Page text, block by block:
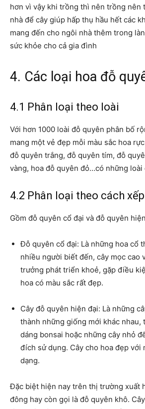
hơn vì vậy khi trồng thì nên trồng nên
nhà để cây giúp hấp thụ hầu hết các
mang đến cho ngôi nhà thêm trong
sức khỏe cho cả gia đình
4. Các loại hoa đỗ
4.1 Phân loại theo loài
Với hơn 1000 loài đỗ quyên phân bố
mang một vẻ đẹp mỗi màu sắc hoa
đỗ quyên trắng, đỗ quyên tím, đỗ
vàng, hoa đỗ quyên đỏ…có những loài
4.2 Phân loại theo cách
Gồm đỗ quyên cổ đại và đỗ quyên
Đỗ quyên cổ đại: Là những hoa cổ
nhiều người biết đến, cây mọc cao
trưởng phát triển khoẻ, gặp điều
hoa có màu sắc rất đẹp.
Cây đỗ quyên hiện đại: Là những
thành những giống mới khác nhau,
dáng bonsai hoặc những cây nhỏ
đích sử dụng. Cây cho hoa đẹp với
dạng.
Đặc biệt hiện nay trên thị trường xuất
đông hay còn gọi là đỗ quyên khô.